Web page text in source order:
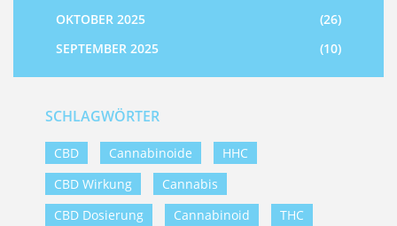
OKTOBER 2025
(26)
SEPTEMBER 2025
(10)
SCHLAGWÖRTER
CBD Cannabinoide
HHC
CBD Wirkung
Cannabis
CBD Dosierung
Cannabinoid
THC